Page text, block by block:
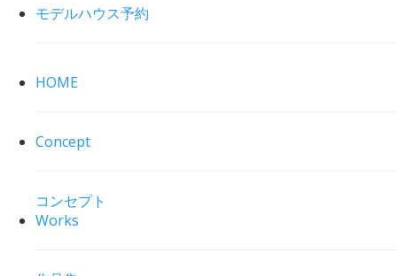
モデルハウス予約
HOME
Concept
コンセプト
Works